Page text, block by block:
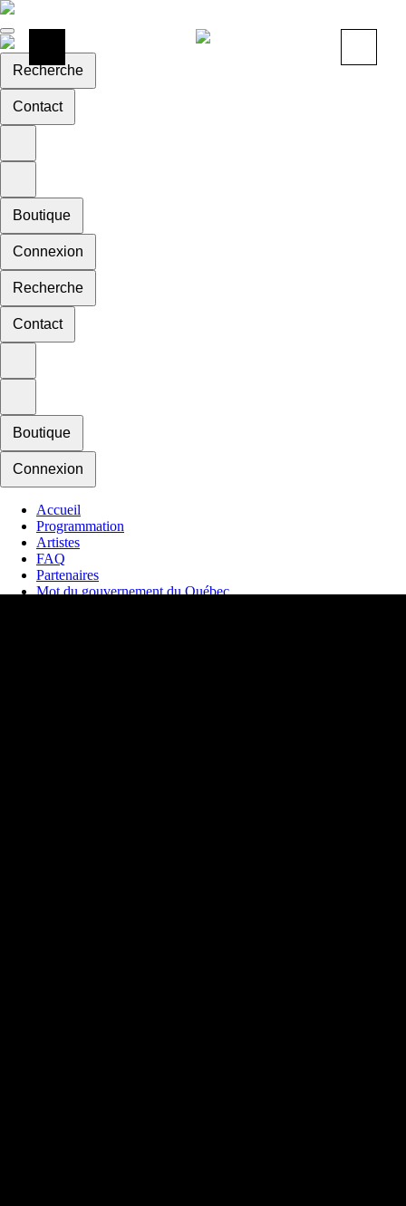
Recherche
Contact
Boutique
Connexion
Recherche
Contact
Boutique
Connexion
Accueil
Programmation
Artistes
FAQ
Partenaires
Mot du gouvernement du Québec